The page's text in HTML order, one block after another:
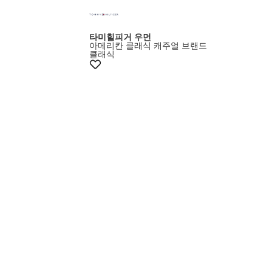
타미힐피거 우먼
아메리칸 클래식 캐주얼 브랜드
클래식